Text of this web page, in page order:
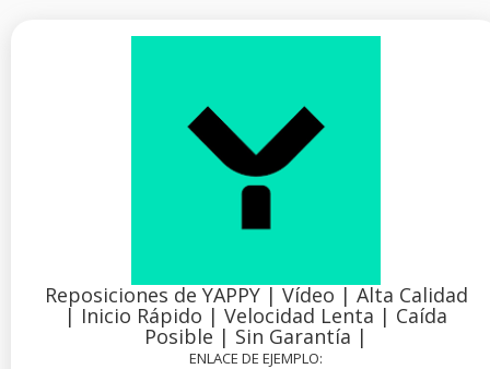
Reposiciones de YAPPY | Vídeo | Alta Calidad
| Inicio Rápido | Velocidad Lenta | Caída
Posible | Sin Garantía |
ENLACE DE EJEMPLO: